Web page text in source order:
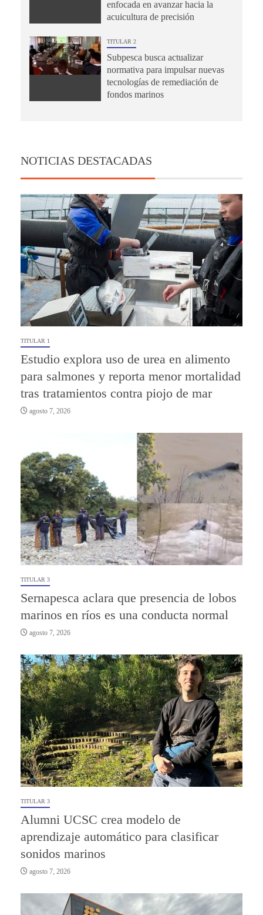
enfocada en avanzar hacia la
acuicultura de precisión
TITULAR 2
Subpesca busca actualizar
normativa para impulsar nuevas
tecnologías de remediación de
fondos marinos
NOTICIAS DESTACADAS
TITULAR 1
Estudio explora uso de urea en alimento
para salmones y reporta menor mortalidad
tras tratamientos contra piojo de mar
agosto 7, 2026
TITULAR 3
Sernapesca aclara que presencia de lobos
marinos en ríos es una conducta normal
agosto 7, 2026
TITULAR 3
Alumni UCSC crea modelo de
aprendizaje automático para clasificar
sonidos marinos
agosto 7, 2026